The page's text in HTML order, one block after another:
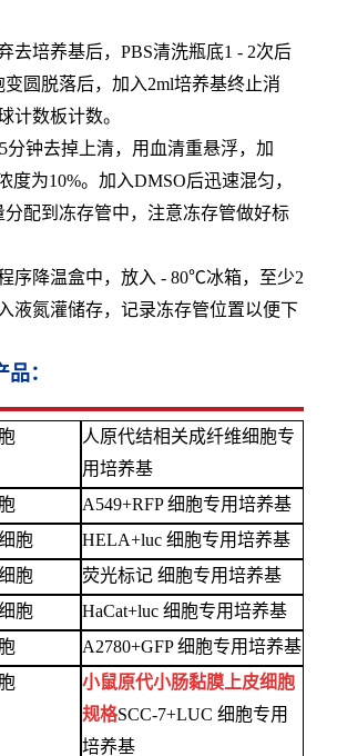
去培养基后，PBS清洗瓶底1 - 2次后
变圆脱落后，加入2ml培养基终止消
计数板计数。
分钟去掉上清，用血清重悬浮，加
度为10%。加入DMSO后迅速混匀，
分配到冻存管中，注意冻存管做好标
序降温盒中，放入 - 80℃冰箱，至少2
液氮灌储存，记录冻存管位置以便下
：
人原代结相关成纤维细胞专
用培养基
A549+RFP 细胞专用培养基
胞
HELA+luc 细胞专用培养基
胞
荧光标记 细胞专用培养基
胞
HaCat+luc 细胞专用培养基
A2780+GFP 细胞专用培养基
小鼠原代小肠黏膜上皮细胞
规格SCC-7+LUC 细胞专用
培养基